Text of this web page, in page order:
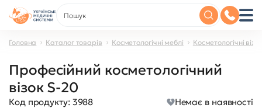
Головна Каталог товарів Косметологічні меблі Косметологічні
Професійний косметологічний
візок S-20
Код продукту: 3988 Немає в наявності